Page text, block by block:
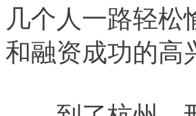
几个人一路轻
和融资成功的高